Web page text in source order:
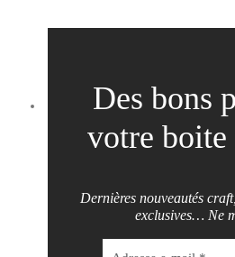
Des bons
votre
Dernières nouveautés
exclusives… Ne